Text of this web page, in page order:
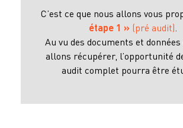
C’est ce que nous allons vous
étape 1 »(pré audit).
Au vu des documents et données
allons récupérer, l’opportunité
audit complet pourra être